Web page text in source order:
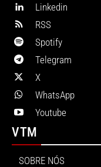
Linkedin
RSS
Spotify
Telegram
X
WhatsApp
Youtube
VTM
SOBRE NÓS